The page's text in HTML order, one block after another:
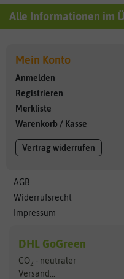
Alle Informationen im
Mein Konto
Anmelden
Registrieren
Merkliste
Warenkorb / Kasse
Vertrag widerrufen
AGB
Widerrufsrecht
Impressum
DHL GoGreen
CO2 - neutraler
Versand...